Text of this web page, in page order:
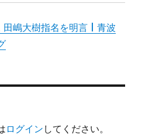
田嶋大樹指名を明言 | 青波
ログイン してください。